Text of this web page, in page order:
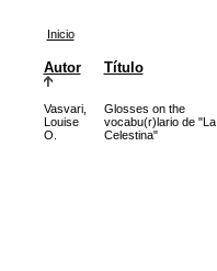
Inicio
Autor Título
Vasvari,
Louise
O.
Glosses on the
vocabu(r)lario de "La
Celestina"